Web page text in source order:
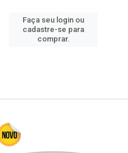
Faça seu login ou
cadastre-se para
comprar.